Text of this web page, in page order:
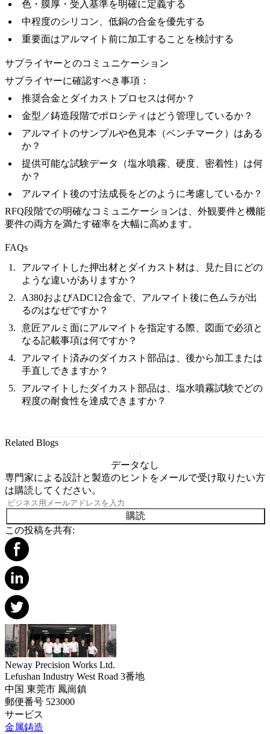
色・膜厚・受入基準を明確に定義する
中程度のシリコン、低銅の合金を優先する
重要面はアルマイト前に加工することを検討する
サプライヤーとのコミュニケーション
サプライヤーに確認すべき事項：
推奨合金とダイカストプロセスは何か？
金型／鋳造段階でポロシティはどう管理しているか？
アルマイトのサンプルや色見本（ベンチマーク）はある
か？
提供可能な試験データ（塩水噴霧、硬度、密着性）は何
か？
アルマイト後の寸法成長をどのように考慮しているか？
RFQ段階での明確なコミュニケーションは、外観要件と機能
要件の両方を満たす確率を大幅に高めます。
FAQs
アルマイトした押出材とダイカスト材は、見た目にどの
ような違いがありますか？
A380およびADC12合金で、アルマイト後に色ムラが出
るのはなぜですか？
意匠アルミ面にアルマイトを指定する際、図面で必須と
なる記載事項は何ですか？
アルマイト済みのダイカスト部品は、後から加工または
手直しできますか？
アルマイトしたダイカスト部品は、塩水噴霧試験でどの
程度の耐食性を達成できますか？
Related Blogs
データなし
専門家による設計と製造のヒントをメールで受け取りたい方
は購読してください。
購読
この投稿を共有:
Neway Precision Works Ltd.
Lefushan Industry West Road 3番地
中国 東莞市 鳳崗鎮
郵便番号 523000
サービス
金属鋳造